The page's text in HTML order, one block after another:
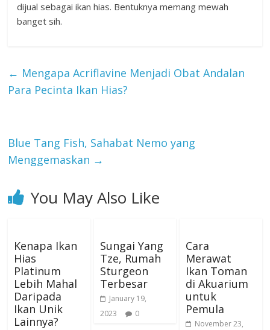
dijual sebagai ikan hias. Bentuknya memang mewah
banget sih.
← Mengapa Acriflavine Menjadi Obat Andalan
Para Pecinta Ikan Hias?
Blue Tang Fish, Sahabat Nemo yang
Menggemaskan →
You May Also Like
Kenapa Ikan
Hias
Platinum
Lebih Mahal
Daripada
Ikan Unik
Lainnya?
Sungai Yang
Tze, Rumah
Sturgeon
Terbesar
January 19,
2023
0
Cara
Merawat
Ikan Toman
di Akuarium
untuk
Pemula
November 23,